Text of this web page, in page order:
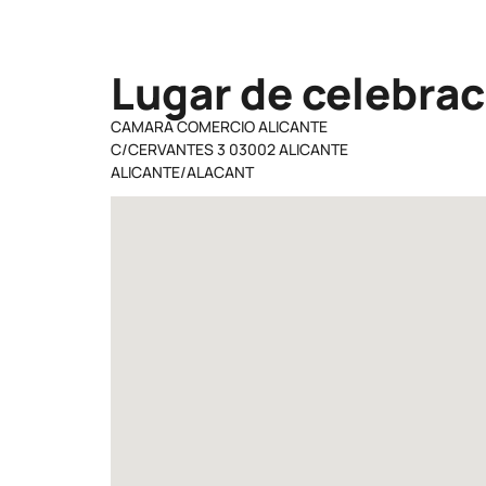
Lugar de
CAMARA COMERCIO ALICANTE
C/CERVANTES 3 03002 ALICANTE
ALICANTE/ALACANT